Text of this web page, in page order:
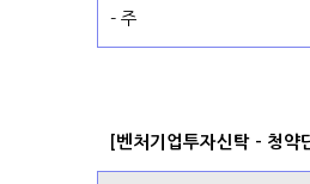
- 주
[벤처기업투자신탁 - 청